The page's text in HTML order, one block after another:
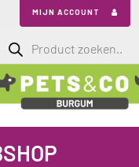
MIJN ACCOUNT